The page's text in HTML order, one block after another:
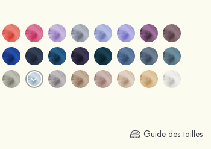
Guide des tailles